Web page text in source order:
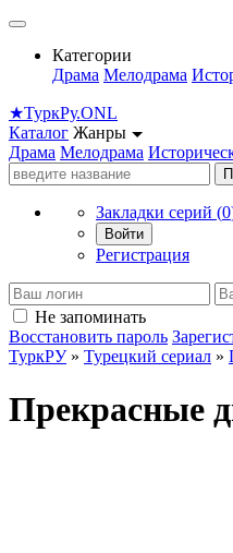
Категории
Драма Мелодрама
★ТуркРу.ONL
Каталог Жанры
Драма Мелодрама
Закладки серий (0
Войти
Регистрация
Не запоминать
Восстановить пароль
ТуркРУ» Турецкий сериал »
Прекрасные